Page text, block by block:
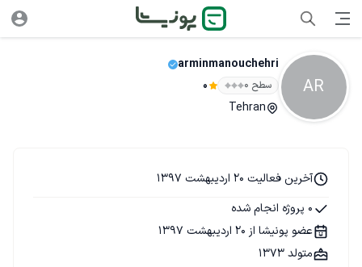
AR
arminmanouchehri
سطح ۰ 0
Tehran
آخرین فعالیت 20 اردیبهشت 1397
0 پروژه انجام شده
عضو پونیشا از 20 اردیبهشت 1397
متولد 1373